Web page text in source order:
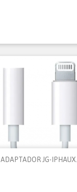
ADAPTADOR JG-IPHAUX...